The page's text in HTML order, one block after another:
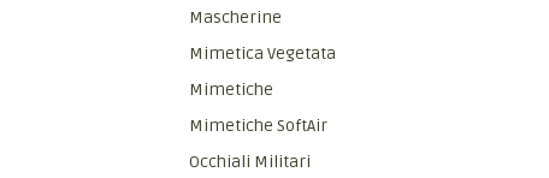
Mascherine
Mimetica Vegetata
Mimetiche
Mimetiche SoftAir
Occhiali Militari